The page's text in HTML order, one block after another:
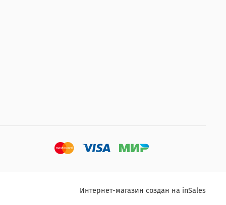
Интернет-магазин создан на inSales